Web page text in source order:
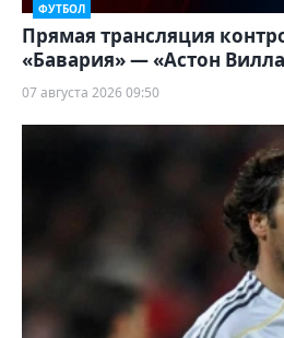
ФУТБОЛ
Прямая трансляция
«Бавария» — «Астон
07 августа 2026 09:50